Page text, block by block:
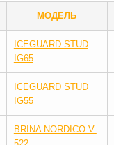
МОДЕЛЬ
ICEGUARD STUD
IG65
ICEGUARD STUD
IG55
BRINA NORDICO V-